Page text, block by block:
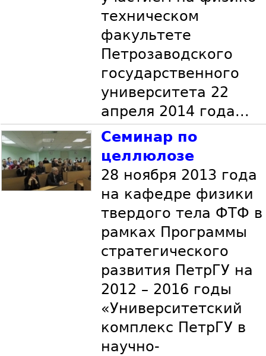
техническом
факультете
Петрозаводского
государственного
университета 22
апреля 2014 года...
Семинар по
целлюлозе
28 ноября 2013 года
на кафедре физики
твердого тела ФТФ в
рамках Программы
стратегического
развития ПетрГУ на
2012 – 2016 годы
«Университетский
комплекс ПетрГУ в
научно-